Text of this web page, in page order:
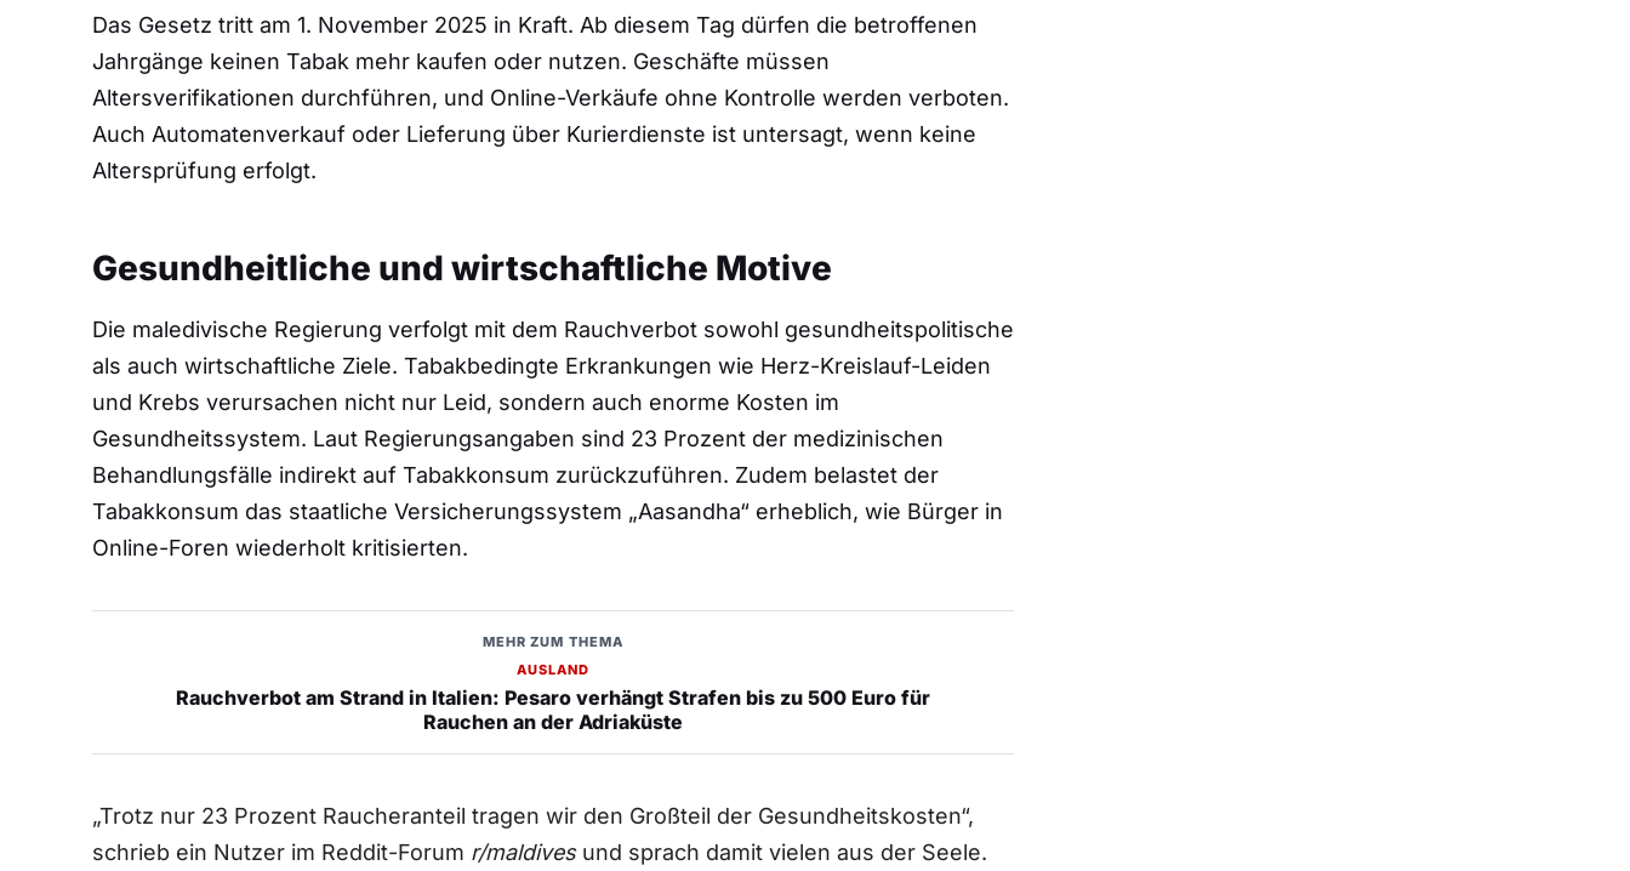
Das Gesetz tritt am 1. November 2025 in Kraft. Ab diesem Tag dürfen die betroffenen
Jahrgänge keinen Tabak mehr kaufen oder nutzen. Geschäfte müssen
Altersverifikationen durchführen, und Online-Verkäufe ohne Kontrolle werden verboten.
Auch Automatenverkauf oder Lieferung über Kurierdienste ist untersagt, wenn keine
Altersprüfung erfolgt.
Gesundheitliche und wirtschaftliche Motive
Die maledivische Regierung verfolgt mit dem Rauchverbot sowohl gesundheitspolitische
als auch wirtschaftliche Ziele. Tabakbedingte Erkrankungen wie Herz-Kreislauf-Leiden
und Krebs verursachen nicht nur Leid, sondern auch enorme Kosten im
Gesundheitssystem. Laut Regierungsangaben sind 23 Prozent der medizinischen
Behandlungsfälle indirekt auf Tabakkonsum zurückzuführen. Zudem belastet der
Tabakkonsum das staatliche Versicherungssystem „Aasandha“ erheblich, wie Bürger in
Online-Foren wiederholt kritisierten.
MEHR ZUM THEMA
AUSLAND
Rauchverbot am Strand in Italien: Pesaro verhängt Strafen bis zu 500 Euro für
Rauchen an der Adriaküste
„Trotz nur 23 Prozent Raucheranteil tragen wir den Großteil der Gesundheitskosten“,
schrieb ein Nutzer im Reddit-Forum r/maldivesund sprach damit vielen aus der Seele.